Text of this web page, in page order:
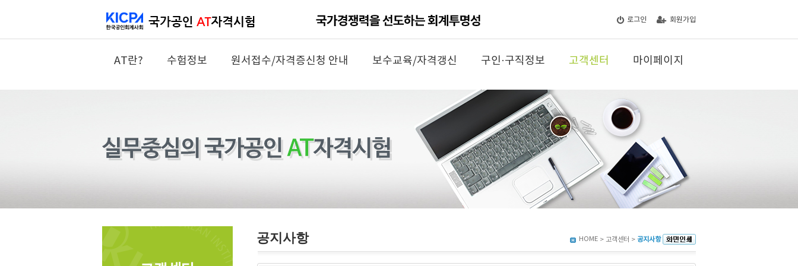
로그인 회원가입
AT란? 수험정보 원서접수/자격증신청 안내 보수교육/자격갱신 구인·구직정보 고객센터 마이페이지
공지사항 HOME > 고객센터 > 공지사항